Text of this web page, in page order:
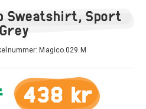
Sweatshirt, Sport
Grey
Magico.029.M
438 kr